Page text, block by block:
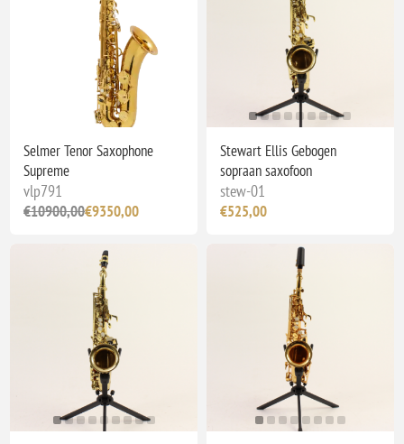
Selmer Tenor Saxophone
Supreme
vlp791
€10900,00€9350,00
Stewart Ellis Gebogen
sopraan saxofoon
stew-01
€525,00